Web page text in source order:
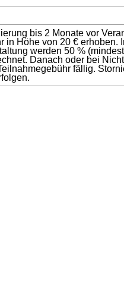
bis 2 Monate vor
in Höhe von 20 € erhoben.
werden 50 %
Danach oder bei
fällig.